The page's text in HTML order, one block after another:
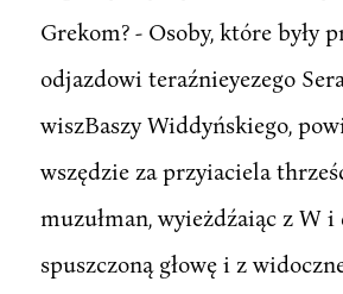
Grekom? - Osoby, które były
odjazdowi teraźnieyezego
wiszBaszy Widdyńskiego,
wszędzie za przyiaciela
muzułman, wyieżdźaiąc z W i
spuszczoną głowę i z